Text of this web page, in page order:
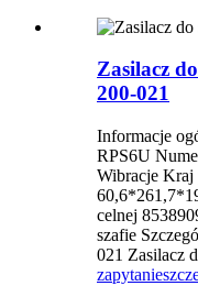
Zasilacz
200-021
Informacje
RPS6U
Wibracje Kraj
celnej
szafie
021 Zasilacz
zapytanie